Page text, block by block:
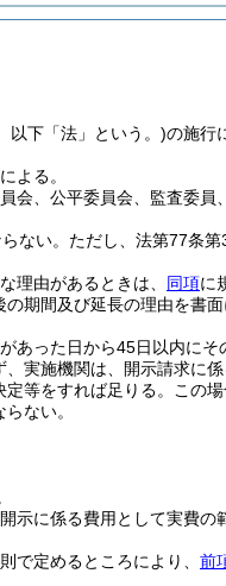
以下「法」という。)の施行
よる。
、公平委員会、監査委員
ない。 ただし、法第77条
理由があるときは、 同項に
期間及び延長の理由を書面
あった日から45日以内に
、実施機関は、開示請求に
等をすれば足りる。
この
ない。
示に係る費用として実費
で定めるところにより、 前